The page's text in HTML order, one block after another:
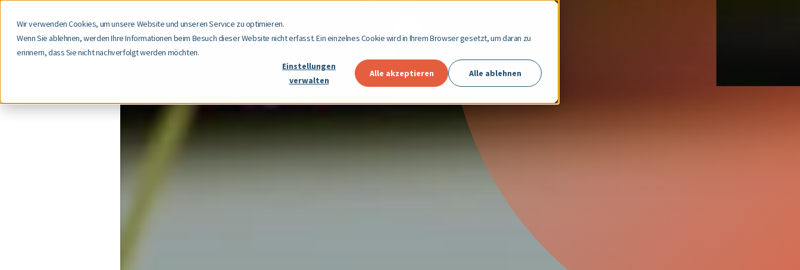
Wir verwenden Cookies, um unsere Website und unseren Service zu optimieren.
Wenn Sie ablehnen, werden Ihre Informationen beim Besuch dieser Website nicht erfasst. Ein einzelnes Cookie wird in Ihrem Browser gesetzt, um daran zu
erinnern, dass Sie nicht nachverfolgt werden möchten.
Einstellungen
verwalten
Alle akzeptieren Alle ablehnen